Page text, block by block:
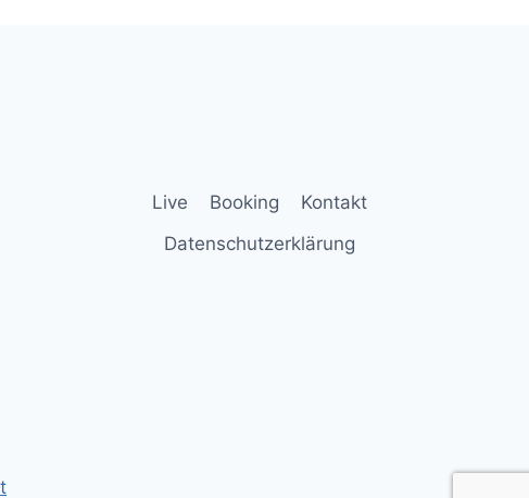
Live Booking
Kontakt
Datenschutzerklärung